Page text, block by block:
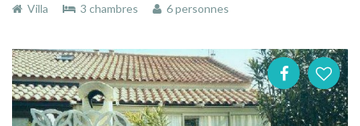
Villa
3 chambres 6 personnes